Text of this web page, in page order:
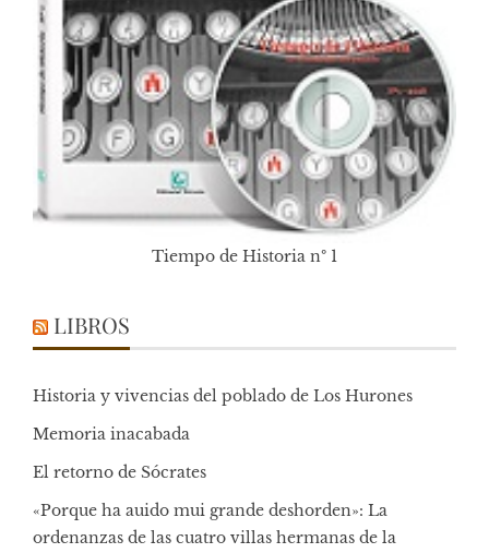
Tiempo de Historia nº 1
LIBROS
Historia y vivencias del poblado de Los Hurones
Memoria inacabada
El retorno de Sócrates
«Porque ha auido mui grande deshorden»: La
ordenanzas de las cuatro villas hermanas de la